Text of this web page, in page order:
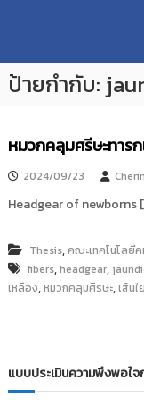
p
U
T
R
e
s
e
r
c
h
o
s
วิ
ท
ลั
ย
ค
โ
ล
ยี
ค
ล
ป้ายกำกับ:
หมวกคลุมศรีษะทาร
2024/09/23
Headgear of newborns
Thesis,คณะเทคโนโลยี
fibers,headgear,
เหลือง,หมวกคลุมศีรษะ,เส้นใย
แบบประเมินความพึงพอใ